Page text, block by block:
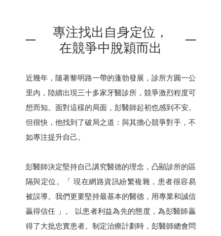
專注找出自身定位，
在競爭中脫穎而出
近幾年，隨著黎明路一帶的蓬勃發展，診所方圓一公
里內，陸續出現三十多家牙醫診所，競爭激烈程度可
想而知。面對這樣的局面，彭醫師起初也感到不安。
但很快，他找到了破局之道：與其擔心競爭對手，不
如專注提升自己。
彭醫師決定堅持自己講究醫德的理念，凸顯診所的區
隔與定位。「 現在網路資訊紛繁複雜，患者很容易
被誤導。我們更要堅持最基本的醫德，用專業和誠信
贏得信任 」。 以患者利益為先的態度，為彭醫師贏
得了大批忠實患者。制定治療計劃時，彭醫師總會問